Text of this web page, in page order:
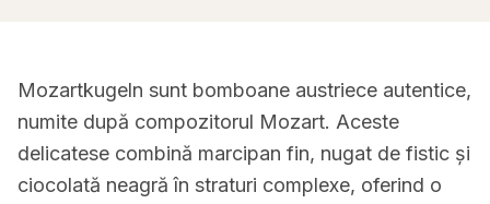
Mozartkugeln sunt bomboane austriece autentice,
numite după compozitorul Mozart. Aceste
delicatese combină marcipan fin, nugat de fistic și
ciocolată neagră în straturi complexe, oferind o